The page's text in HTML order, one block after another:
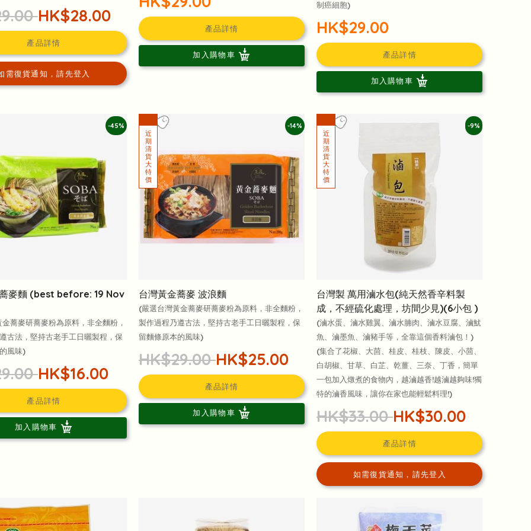
HK$28.00
產品詳情
需復貨通知，請先登入
產品詳情
加入購物車
制癌細胞)
HK$29.00
產品詳情
加入購物車
-45%
麥麵 (best before: 19 Nov
蕎麥研蕎麥粉為原料，非全麵粉，
古法，堅持古老手工日曬製程，保
風味)
HK$16.00
產品詳情
加入購物車
-14%
台灣黃金蕎麥 波浪麵
(嚴選台灣黃金蕎麥研蕎麥粉為原料，非全麵粉，
製作過程乃遵古法，堅持古老手工日曬製程，保
留麵條原本的風味)
HK$29.00HK$25.00
產品詳情
加入購物車
-9%
台灣製 萬用滷水包(純天然香辛料製
成，不經硫化處理，坊間少見)(6小包 )
(滷水蛋、滷水雞翼、滷水腩肉、滷水豆腐、滷魷
魚、滷墨魚、滷豬手等，全靠這個香料滷包！)
(集合了花椒、大茴、桂皮、桂枝、陳皮、小茴、
白胡椒、甘草、白芷、乾薑、三奈、丁香，簡單
一包加入燉煮的食物內，越滷越香!越滷越夠味!獨
特的滷香風味，讓你在家也能輕鬆料理!)
HK$33.00HK$30.00
產品詳情
如需復貨通知，請先登入